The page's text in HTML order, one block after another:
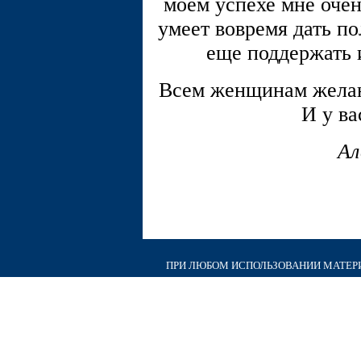
умеет вовремя дать
еще поддержать
Всем женщинам
И у
ПРИ ЛЮБОМ ИСПОЛЬЗОВАНИИ